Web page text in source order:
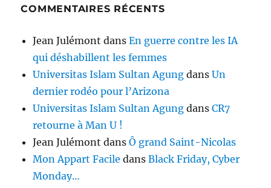
COMMENTAIRES RÉCENTS
Jean Julémont dansEn guerre contre les IA
qui déshabillent les femmes
Universitas Islam Sultan Agung dansUn
dernier rodéo pour l’Arizona
Universitas Islam Sultan Agung dansCR7
retourne à Man U !
Jean Julémont dansÔ grand Saint-Nicolas
Mon Appart Facile dansBlack Friday, Cyber
Monday…